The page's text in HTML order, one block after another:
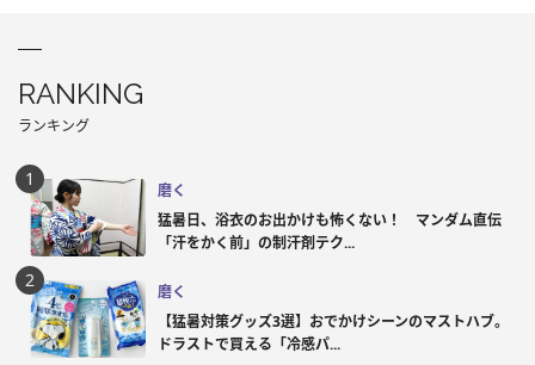
RANKING
ランキング
磨く
猛暑日、浴衣のお出かけも怖くない！ マンダム直伝
「汗をかく前」の制汗剤テク...
磨く
【猛暑対策グッズ3選】おでかけシーンのマストハブ。
ドラストで買える「冷感パ...